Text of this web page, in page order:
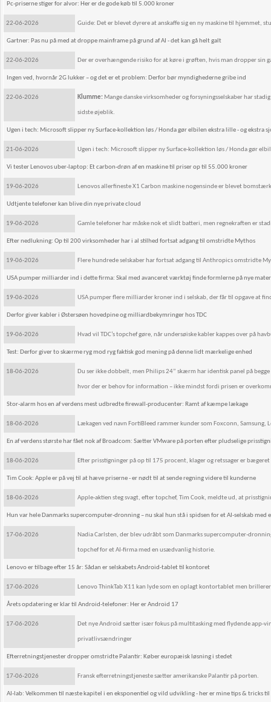
Pc-priserne stiger for alvor: Her er de gode køb til 5.000 kroner
22-06-2026 Guide: Det er blevet dyrere at anskaffe sig en ny maskine til hjemmet,
Gartner: Pas nu på med at droppe mainframe på grund af AI - det kan gå helt galt
22-06-2026 Der er overhængende risiko for at køre i grøften, hvis man dropper sin
Ingen ved, hvornår 2G lukker – og det er et problem: Derfor bør myndighederne gribe ind
22-06-2026 Klumme: Mange danske virksomheder og forsyningsselskaber har
sidste øjeblik.
Ugen i tech: Microsoft slipper ny Surface-kollektion løs / Honda gør elbilen ekstra lille - og ekstra
21-06-2026 Ugen i tech: Microsoft slipper ny Surface-kollektion løs / Honda gør
Vi tester Lenovos uber-laptop: Et carbon-drøn af en maskine til priser op til 55.000 kroner
19-06-2026 Lenovos allerfineste X1 Carbon maskine nogensinde er blevet
Udtjente telefoner kan blive din nye private cloud
19-06-2026 Gamle telefoner har måske nok et slidt batteri, men regnekraften er
Efter nedlukning: Op til 200 virksomheder har i al stilhed fortsat adgang til omstridte Mythos
19-06-2026 Flere hundrede selskaber har fortsat adgang til Anthropics omstridte
USA pumper milliarder ind i dette firma: Skal med avanceret værktøj finde formlerne på nye
19-06-2026 USA pumper flere milliarder kroner ind i selskab, der får til opgave at
Derfor giver kabler i Østersøen hovedpine og milliardbekymringer hos TDC
19-06-2026 Hvad vil TDC’s topchef gøre, når undersøiske kabler kappes over på
Test: Derfor giver to skærme ryg mod ryg faktisk god mening på denne lidt mærkelige enhed
18-06-2026 Du ser ikke dobbelt, men Philips 24” skærm har identisk panel på
hvor der er behov for information – ikke mindst fordi prisen er
Stor-alarm hos en af verdens mest udbredte firewall-producenter: Ramt af kæmpe lækage
18-06-2026 Lækagen ved navn FortiBleed rammer kunder som Foxconn,
En af verdens største har fået nok af Broadcom: Sætter VMware på porten efter pludselige
18-06-2026 Efter prisstigninger på op til 175 procent, klager og retssager er
Tim Cook: Apple er på vej til at hæve priserne - er nødt til at sende regning videre til kunderne
18-06-2026 Apple-aktien steg svagt, efter topchef, Tim Cook, meldte ud, at
Hun var hele Danmarks supercomputer-dronning – nu skal hun stå i spidsen for et AI-selskab med
17-06-2026 Nadia Carlsten, der blev udråbt som Danmarks supercomputer-
topchef for et AI-firma med en usædvanlig historie.
Lenovo er tilbage efter 15 år: Sådan er selskabets Android-tablet til kontoret
17-06-2026 Lenovo ThinkTab X11 kan lyde som en oplagt kontortablet men
Årets opdatering er klar til Android-telefoner: Her er Android 17
17-06-2026 Det nye Android sætter især fokus på multitasking med flydende app-
privatlivsændringer
Efterretningstjenester dropper omstridte Palantir: Køber europæisk løsning i stedet
17-06-2026 Fransk efterretningstjeneste sætter amerikanske Palantir på porten.
AI-lab: Velkommen til næste kapitel i en eksponentiel og vild udvikling - her er mine tips & tricks til